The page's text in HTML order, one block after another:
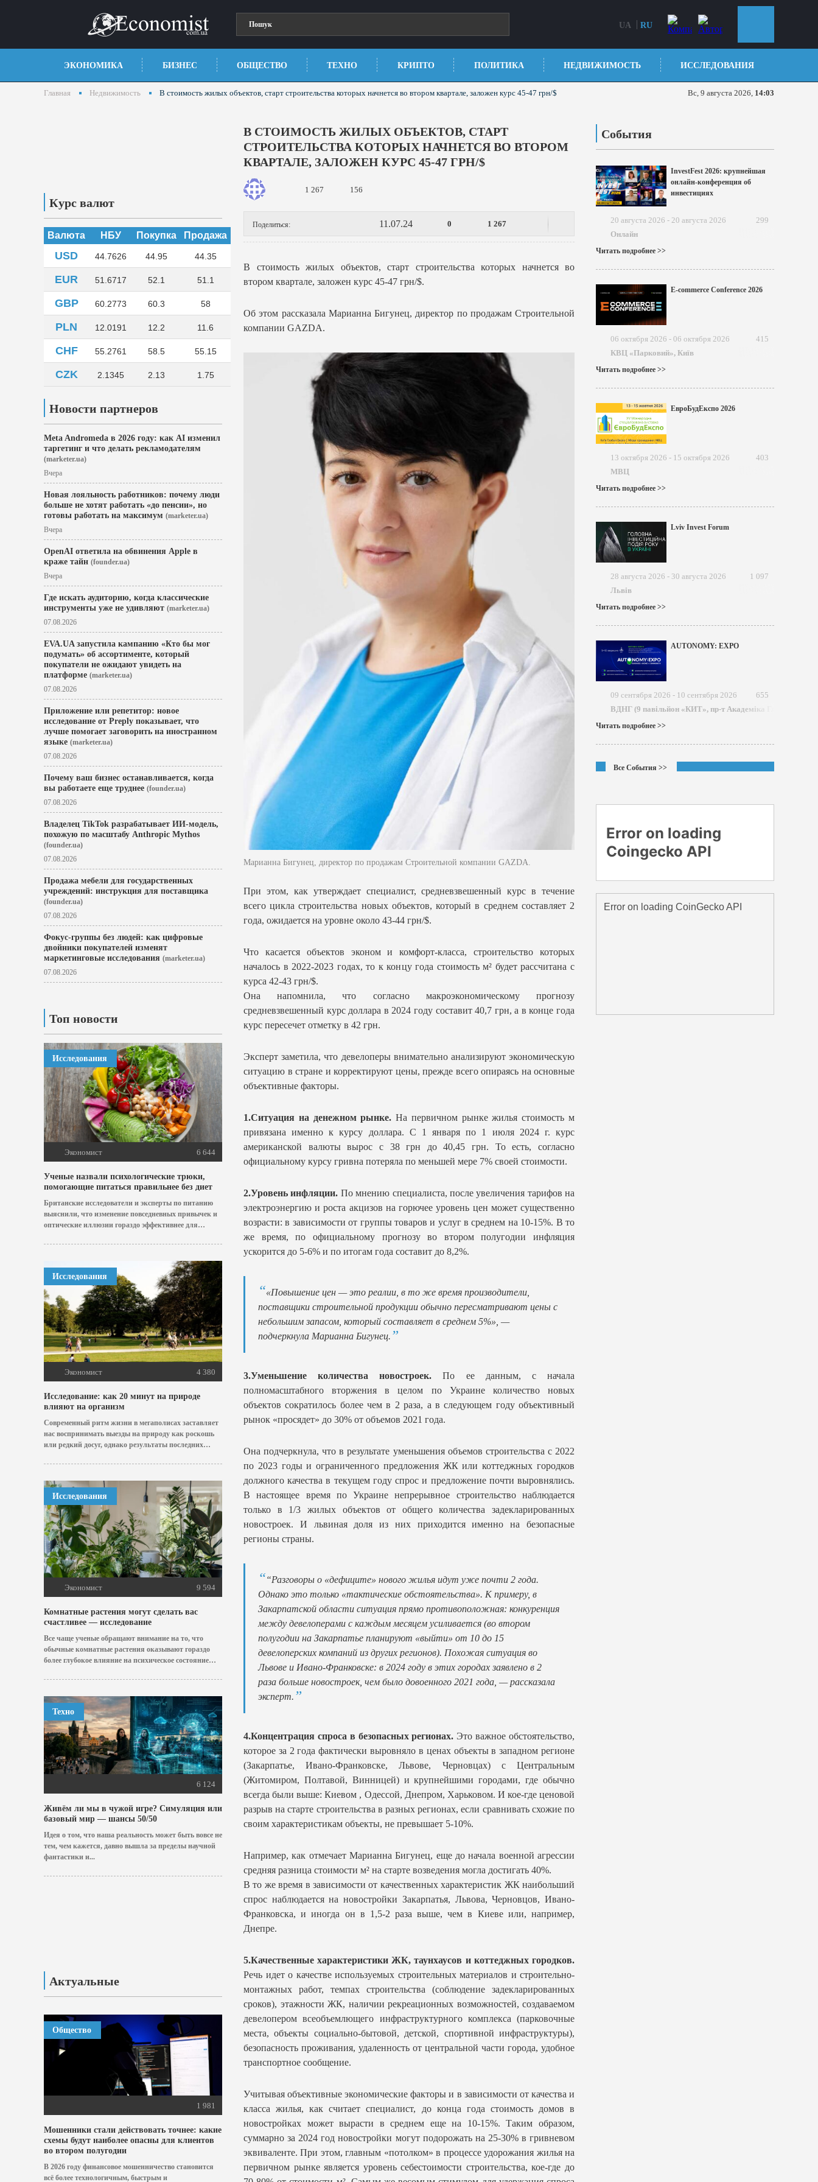
UA RU
ЭКОНОМИКА БИЗНЕС ОБЩЕСТВО ТЕХНО КРИПТО ПОЛИТИКА НЕДВИЖИМОСТЬ ИССЛЕДОВАНИЯ
Главная Недвижимость В стоимость жилых объектов, старт строительства которых начнется во втором квартале, заложен курс 45-47 грн/$ Вс, 9 августа 2026, 14:03
Курс валют
Валюта НБУ Покупка Продажа
USD 44.7626 44.95 44.35
EUR 51.6717 52.1 51.1
GBP 60.2773 60.3 58
PLN 12.0191 12.2 11.6
CHF 55.2761 58.5 55.15
CZK 2.1345 2.13 1.75
Новости партнеров
Meta Andromeda в 2026 году: как AI изменил
таргетинг и что делать рекламодателям
(marketer.ua)
Вчера
Новая лояльность работников: почему люди
больше не хотят работать «до пенсии», но
готовы работать на максимум (marketer.ua)
Вчера
OpenAI ответила на обвинения Apple в
краже тайн (founder.ua)
Вчера
Где искать аудиторию, когда классические
инструменты уже не удивляют (marketer.ua)
07.08.2026
EVA.UA запустила кампанию «Кто бы мог
подумать» об ассортименте, который
покупатели не ожидают увидеть на
платформе (marketer.ua)
07.08.2026
Приложение или репетитор: новое
исследование от Preply показывает, что
лучше помогает заговорить на иностранном
языке (marketer.ua)
07.08.2026
Почему ваш бизнес останавливается, когда
вы работаете еще труднее (founder.ua)
07.08.2026
Владелец TikTok разрабатывает ИИ-модель,
похожую по масштабу Anthropic Mythos
(founder.ua)
07.08.2026
Продажа мебели для государственных
учреждений: инструкция для поставщика
(founder.ua)
07.08.2026
Фокус-группы без людей: как цифровые
двойники покупателей изменят
маркетинговые исследования (marketer.ua)
07.08.2026
Топ новости
Исследования
Экономист 6 644
Ученые назвали психологические трюки,
помогающие питаться правильнее без диет
Британские исследователи и эксперты по питанию
выяснили, что изменение повседневных привычек и
оптические иллюзии гораздо эффективнее для
Исследования
Экономист 4 380
Исследование: как 20 минут на природе
влияют на организм
Современный ритм жизни в мегаполисах заставляет
нас воспринимать выезды на природу как роскошь
или редкий досуг, однако результаты последних
Исследования
Экономист 9 594
Комнатные растения могут сделать вас
счастливее — исследование
Все чаще ученые обращают внимание на то, что
обычные комнатные растения оказывают гораздо
более глубокое влияние на психическое состояние
Техно
6 124
Живём ли мы в чужой игре? Симуляция или
базовый мир — шансы 50/50
Идея о том, что наша реальность может быть вовсе не
тем, чем кажется, давно вышла за пределы научной
фантастики и...
Актуальные
Общество
1 981
Мошенники стали действовать точнее: какие
схемы будут наиболее опасны для клиентов
во втором полугодии
В 2026 году финансовое мошенничество становится
всё более технологичным, быстрым и
В СТОИМОСТЬ ЖИЛЫХ ОБЪЕКТОВ, СТАРТ
СТРОИТЕЛЬСТВА КОТОРЫХ НАЧНЕТСЯ ВО ВТОРОМ
КВАРТАЛЕ, ЗАЛОЖЕН КУРС 45-47 ГРН/$
1 267 156
Поделиться: 11.07.24 0 1 267
В стоимость жилых объектов, старт строительства которых начнется во
втором квартале, заложен курс 45-47 грн/$.
Об этом рассказала Марианна Бигунец, директор по продажам Строительной
компании GAZDA.
Марианна Бигунец, директор по продажам Строительной компании GAZDA.
При этом, как утверждает специалист, средневзвешенный курс в течение
всего цикла строительства новых объектов, который в среднем составляет 2
года, ожидается на уровне около 43-44 грн/$.
Что касается объектов эконом и комфорт-класса, строительство которых
началось в 2022-2023 годах, то к концу года стоимость м² будет рассчитана с
курса 42-43 грн/$.
Она напомнила, что согласно макроэкономическому прогнозу
средневзвешенный курс доллара в 2024 году составит 40,7 грн, а в конце года
курс пересечет отметку в 42 грн.
Эксперт заметила, что девелоперы внимательно анализируют экономическую
ситуацию в стране и корректируют цены, прежде всего опираясь на основные
объективные факторы.
1.Ситуация на денежном рынке. На первичном рынке жилья стоимость м
привязана именно к курсу доллара. С 1 января по 1 июля 2024 г. курс
американской валюты вырос с 38 грн до 40,45 грн. То есть, согласно
официальному курсу гривна потеряла по меньшей мере 7% своей стоимости.
2.Уровень инфляции. По мнению специалиста, после увеличения тарифов на
электроэнергию и роста акцизов на горючее уровень цен может существенно
возрасти: в зависимости от группы товаров и услуг в среднем на 10-15%. В то
же время, по официальному прогнозу во втором полугодии инфляция
ускорится до 5-6% и по итогам года составит до 8,2%.
«Повышение цен — это реалии, в то же время производители,
поставщики строительной продукции обычно пересматривают цены с
небольшим запасом, который составляет в среднем 5%», —
подчеркнула Марианна Бигунец.
3.Уменьшение количества новостроек. По ее данным, с начала
полномасштабного вторжения в целом по Украине количество новых
объектов сократилось более чем в 2 раза, а в следующем году объективный
рынок «просядет» до 30% от объемов 2021 года.
Она подчеркнула, что в результате уменьшения объемов строительства с 2022
по 2023 годы и ограниченного предложения ЖК или коттеджных городков
должного качества в текущем году спрос и предложение почти выровнялись.
В настоящее время по Украине непрерывное строительство наблюдается
только в 1/3 жилых объектов от общего количества задекларированных
новостроек. И львиная доля из них приходится именно на безопасные
регионы страны.
“Разговоры о «дефиците» нового жилья идут уже почти 2 года.
Однако это только «тактические обстоятельства». К примеру, в
Закарпатской области ситуация прямо противоположная: конкуренция
между девелоперами с каждым месяцем усиливается (во втором
полугодии на Закарпатье планируют «выйти» от 10 до 15
девелоперских компаний из других регионов). Похожая ситуация во
Львове и Ивано-Франковске: в 2024 году в этих городах заявлено в 2
раза больше новостроек, чем было довоенного 2021 года, — рассказала
эксперт.
4.Концентрация спроса в безопасных регионах. Это важное обстоятельство,
которое за 2 года фактически выровняло в ценах объекты в западном регионе
(Закарпатье, Ивано-Франковске, Львове, Черновцах) с Центральным
(Житомиром, Полтавой, Винницей) и крупнейшими городами, где обычно
всегда были выше: Киевом , Одессой, Днепром, Харьковом. И кое-где ценовой
разрыв на старте строительства в разных регионах, если сравнивать схожие по
своим характеристикам объекты, не превышает 5-10%.
Например, как отмечает Марианна Бигунец, еще до начала военной агрессии
средняя разница стоимости м² на старте возведения могла достигать 40%.
В то же время в зависимости от качественных характеристик ЖК наибольший
спрос наблюдается на новостройки Закарпатья, Львова, Черновцов, Ивано-
Франковска, и иногда он в 1,5-2 раза выше, чем в Киеве или, например,
Днепре.
5.Качественные характеристики ЖК, таунхаусов и коттеджных городков.
Речь идет о качестве используемых строительных материалов и строительно-
монтажных работ, темпах строительства (соблюдение задекларированных
сроков), этажности ЖК, наличии рекреационных возможностей, создаваемом
девелопером всеобъемлющего инфраструктурного комплекса (парковочные
места, объекты социально-бытовой, детской, спортивной инфраструктуры),
безопасность проживания, удаленность от центральной части города, удобное
транспортное сообщение.
Учитывая объективные экономические факторы и в зависимости от качества и
класса жилья, как считает специалист, до конца года стоимость домов в
новостройках может вырасти в среднем еще на 10-15%. Таким образом,
суммарно за 2024 год новостройки могут подорожать на 25-30% в гривневом
эквиваленте. При этом, главным «потолком» в процессе удорожания жилья на
первичном рынке является уровень себестоимости строительства, кое-где до
События
InvestFest 2026: крупнейшая
онлайн-конференция об
инвестициях
20 августа 2026 - 20 августа 2026
299
Онлайн
Читать подробнее >>
E-commerce Conference 2026
06 октября 2026 - 06 октября 2026
415
КВЦ «Парковий», Київ
Читать подробнее >>
ЕвроБудЕкспо 2026
13 октября 2026 - 15 октября 2026
403
МВЦ
Читать подробнее >>
Lviv Invest Forum
28 августа 2026 - 30 августа 2026
1 097
Львів
Читать подробнее >>
AUTONOMY: EXPO
09 сентября 2026 - 10 сентября 2026
655
ВДНГ (9 павільйон «КИТ», пр-т Академіка Глушкова)
Читать подробнее >>
Все События >>